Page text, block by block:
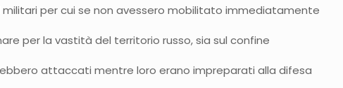
per cui se non avessero mobilitato immediatamente
per la vastità del territorio russo, sia sul confine
attaccati mentre loro erano impreparati alla difesa